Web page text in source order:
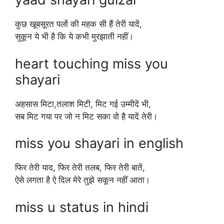
कुछ खूबसूरत पलों की महक सी हैं तेरी यादें,
सुकून ये भी है कि ये कभी मुरझाती नहीं।
heart touching miss you
shayari
अहसास मिटा,तलाश मिटी, मिट गई उम्मीदें भी,
सब मिट गया पर जो न मिट सका वो है यादें तेरी।
miss you shayari in english
फिर तेरी याद, फिर तेरी तलब, फिर तेरी बातें,
ऐसे लगता है ऐ दिल मेरे तुझे सकून नहीं आता।
miss u status in hindi